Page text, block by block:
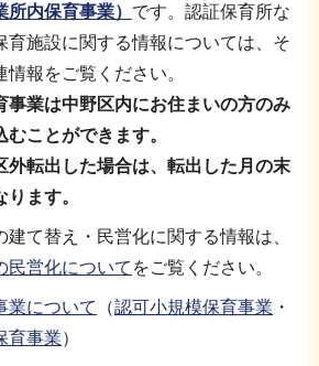
内保育事業） です。認証保育所な
育施設に関する情報については、そ
情報をご覧ください。
業は中野区内にお住まいの方のみ
むことができます。
転出した場合は、転出した月の末
ります。
建て替え・民営化に関する情報は、
民営化について をご覧ください。
業について （認可小規模保育事業 ・
育事業）